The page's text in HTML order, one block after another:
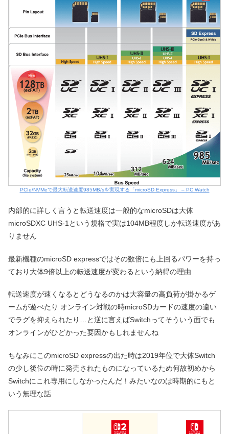
PCIe/NVMeで最大転送速度985MB/sを実現する「microSD Express」 – PC Watch
内部的に詳しく言うと転送速度は一般的なmicroSDは大体
microSDXC UHS-1という規格で実は104MB程度しか転送速度があ
りません
最新機種のmicroSD expressではその数倍にも上回るパワーを持っ
ており大体9倍以上の転送速度が変わるという納得の理由
転送速度が速くなるとどうなるのかは大容量の高負荷が掛かるゲ
ームが遊べたり オンライン対戦の時microSDカードの速度の違い
でラグを抑えられたり…と逆に言えばSwitchってそういう面でも
オンラインがひどかった要因かもしれませんね
ちなみにこのmicroSD expressの出た時は2019年位で大体Switch
の少し後位の時に発売されたものになっているため何故初めから
Switchにこれ専用にしなかったんだ！みたいなのは時期的にもと
いう無理な話